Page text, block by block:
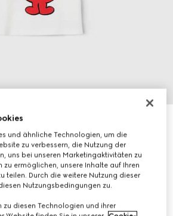
mit Prints
und ähnliche Technologien, um die
zu verbessern, die Nutzung der
uns bei unseren Marketingaktivitäten zu
zu ermöglichen, unsere Inhalte auf Ihren
teilen. Durch die weitere Nutzung dieser
Nutzungsbedingungen zu.
diesen Technologien und ihrer